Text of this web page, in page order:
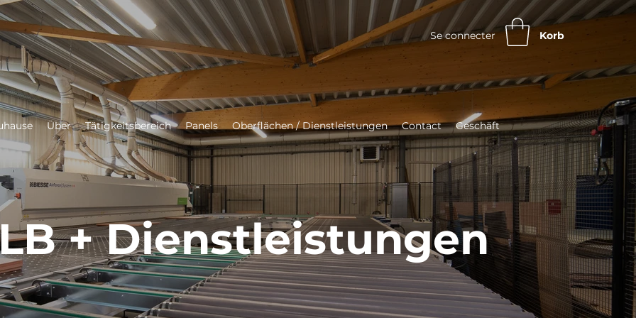
Se connecter Korb
Über Tätigkeitsbereich Panels Oberflächen / Dienstleistungen Contact Geschäft
+ Dienstleistungen